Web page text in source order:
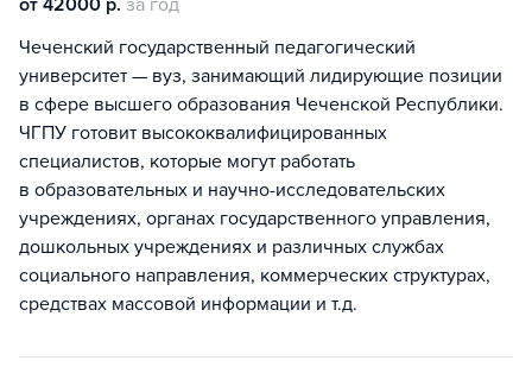
от 42000 р. за год
Чеченский государственный педагогический
университет — вуз, занимающий лидирующие позиции
в сфере высшего образования Чеченской Республики.
ЧГПУ готовит высококвалифицированных
специалистов, которые могут работать
в образовательных и научно-исследовательских
учреждениях, органах государственного управления,
дошкольных учреждениях и различных службах
социального направления, коммерческих структурах,
средствах массовой информации и т.д.